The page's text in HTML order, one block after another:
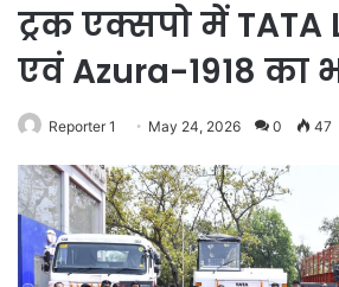
ट्रक एक्सपो में TATA
एवं Azura-1918 का
Reporter 1 May 24, 2026 0 47